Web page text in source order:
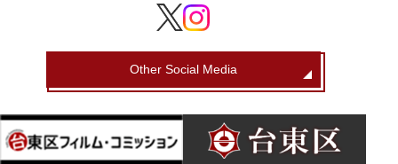
Other Social Media